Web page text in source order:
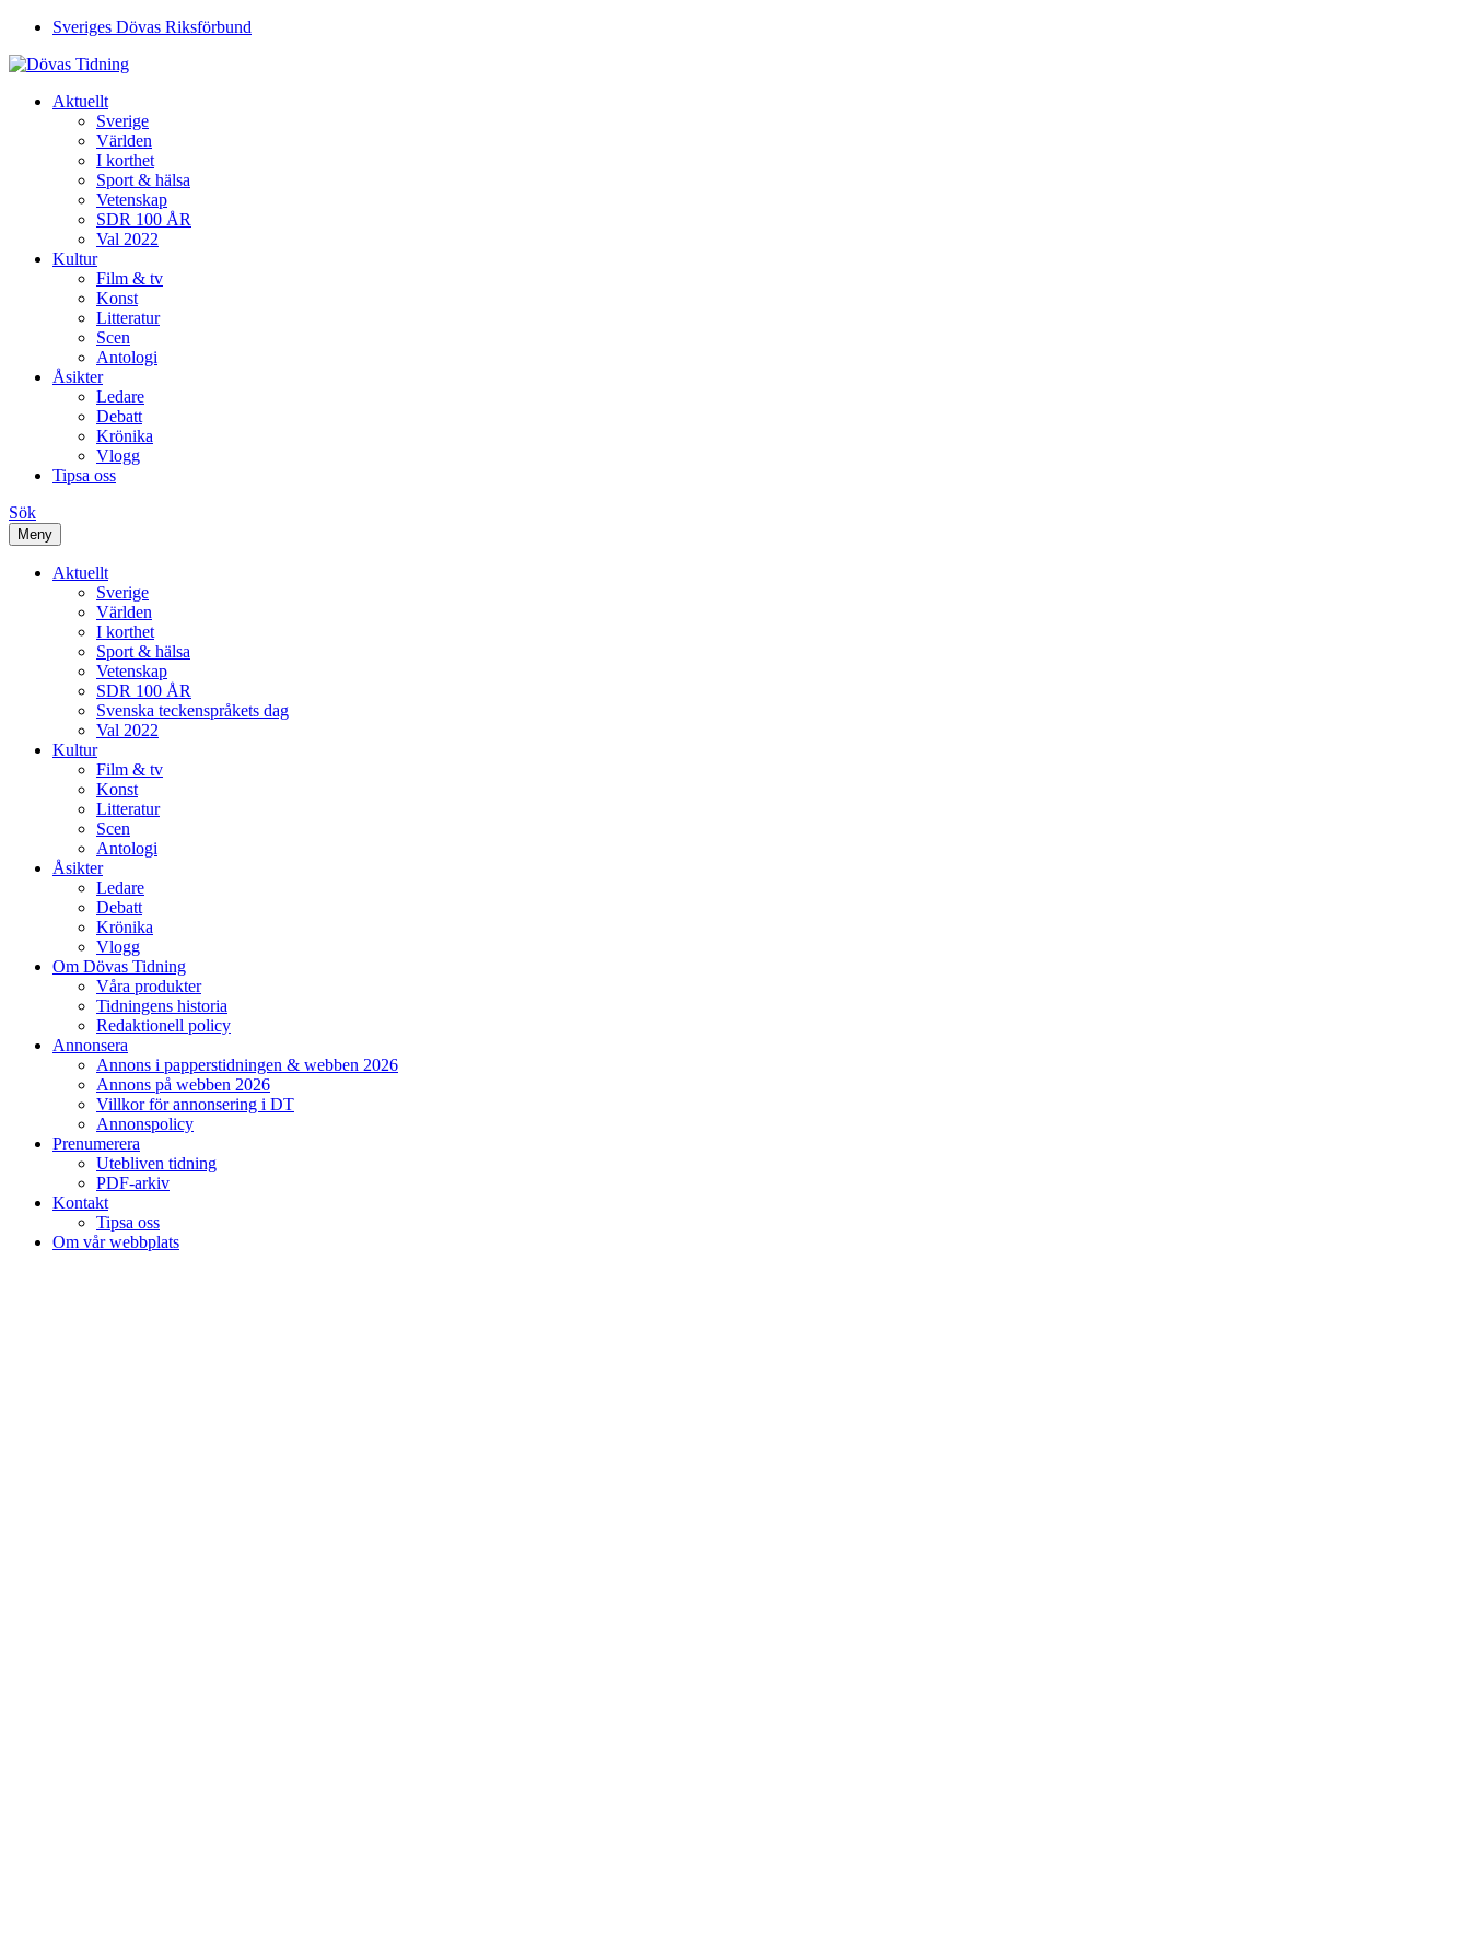
Sveriges Dövas Riksförbund
Aktuellt
Sverige
Världen
I korthet
Sport & hälsa
Vetenskap
SDR 100 ÅR
Val 2022
Kultur
Film & tv
Konst
Litteratur
Scen
Antologi
Åsikter
Ledare
Debatt
Krönika
Vlogg
Tipsa oss
Sök
Meny
Aktuellt
Sverige
Världen
I korthet
Sport & hälsa
Vetenskap
SDR 100 ÅR
Svenska teckenspråkets dag
Val 2022
Kultur
Film & tv
Konst
Litteratur
Scen
Antologi
Åsikter
Ledare
Debatt
Krönika
Vlogg
Om Dövas Tidning
Våra produkter
Tidningens historia
Redaktionell policy
Annonsera
Annons i papperstidningen & webben 2026
Annons på webben 2026
Villkor för annonsering i DT
Annonspolicy
Prenumerera
Utebliven tidning
PDF-arkiv
Kontakt
Tipsa oss
Om vår webbplats